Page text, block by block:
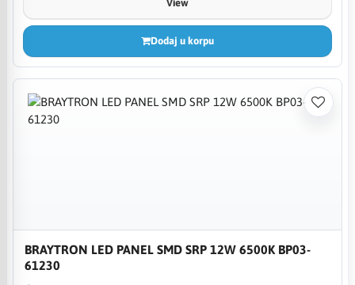
View
Dodaj u korpu
BRAYTRON LED PANEL SMD SRP 12W 6500K BP03-
61230